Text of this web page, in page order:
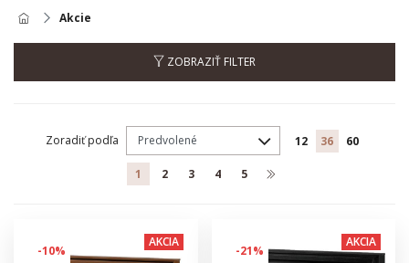
Akcie
ZOBRAZIŤ FILTER
Zoradiť podľa 12 36 60
1 2 3 4 5
-10%
AKCIA
-21%
AKCIA